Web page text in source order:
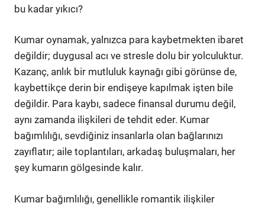
bu kadar yıkıcı?
Kumar oynamak, yalnızca para kaybetmekten ibaret
değildir; duygusal acı ve stresle dolu bir yolculuktur.
Kazanç, anlık bir mutluluk kaynağı gibi görünse de,
kaybettikçe derin bir endişeye kapılmak işten bile
değildir. Para kaybı, sadece finansal durumu değil,
aynı zamanda ilişkileri de tehdit eder. Kumar
bağımlılığı, sevdiğiniz insanlarla olan bağlarınızı
zayıflatır; aile toplantıları, arkadaş buluşmaları, her
şey kumarın gölgesinde kalır.
Kumar bağımlılığı, genellikle romantik ilişkiler